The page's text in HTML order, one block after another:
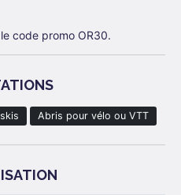
code promo OR30.
Abris pour vélo ou VTT